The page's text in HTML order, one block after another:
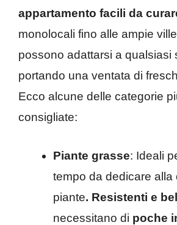
appartamento facili da
monolocali fino alle ampie
possono adattarsi a qualsiasi
portando una ventata di
Ecco alcune delle categorie
consigliate:
Piante grasse: Ideali
tempo da dedicare alla
piante. Resistenti e
necessitano di poche